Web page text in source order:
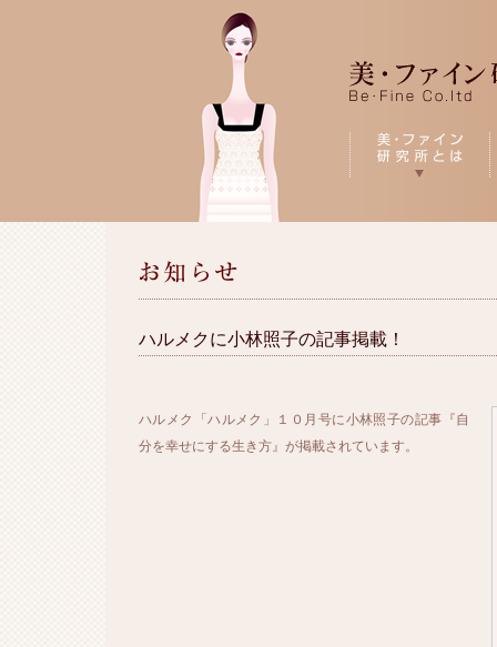
ハルメクに小林照子の記事掲載！
ハルメク「ハルメク」１０月号に小林照子の記事『自
分を幸せにする生き方』が掲載されています。